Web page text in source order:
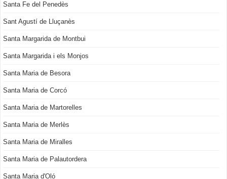
Santa Fe del Penedès
Sant Agustí de Lluçanès
Santa Margarida de Montbui
Santa Margarida i els Monjos
Santa Maria de Besora
Santa Maria de Corcó
Santa Maria de Martorelles
Santa Maria de Merlès
Santa Maria de Miralles
Santa Maria de Palautordera
Santa Maria d'Oló